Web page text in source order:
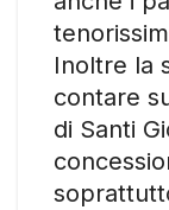
Inoltre la
contare
di Santi